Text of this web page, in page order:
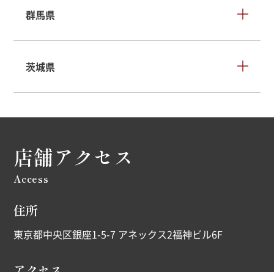
群馬県
茨城県
店舗アクセス
Access
住所
東京都中央区銀座1-5-7 アネックス2福神ビル6F